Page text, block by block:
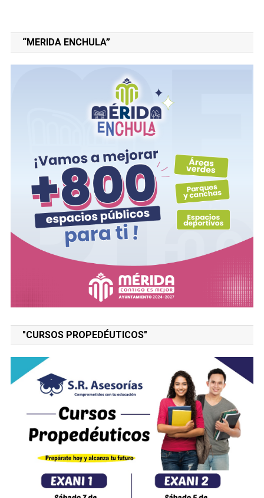
“MERIDA ENCHULA”
"CURSOS PROPEDÉUTICOS"